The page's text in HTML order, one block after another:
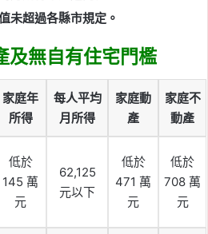
未超過各縣市規定。
及無自有住宅門檻
家庭年
所得
每人平均
月所得
家庭動
產
家庭不
動產
低於
145 萬
元
62,125
元以下
低於
471 萬
元
低於
708 萬
元